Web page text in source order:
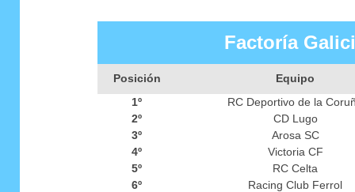
Factoría
Posición
Equipo
1º
RC Deportivo de la
2º
CD Lugo
3º
Arosa SC
4º
Victoria CF
5º
RC Celta
6º
Racing Club Ferrol